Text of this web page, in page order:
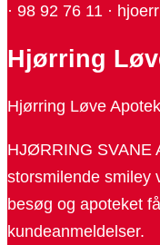
· 98 92 76 11 ·
Hjørring
Hjørring Løve Apotek
HJØRRING SVANE
storsmilende smiley
besøg og apoteket
kundeanmeldelser.